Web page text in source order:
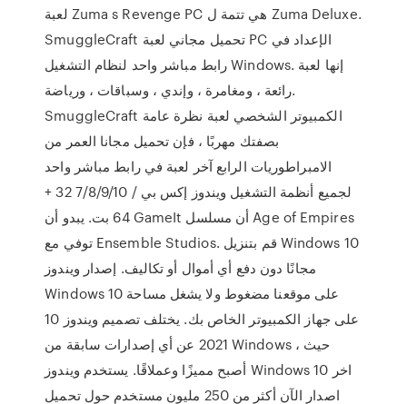
لعبة Zuma s Revenge PC هي تتمة ل Zuma Deluxe.
SmuggleCraft تحميل مجاني لعبة PC الإعداد في
رابط مباشر واحد لنظام التشغيل Windows. إنها لعبة
رائعة ، ومغامرة ، وإندي ، وسباقات ، ورياضة.
SmuggleCraft الكمبيوتر الشخصي لعبة نظرة عامة
بصفتك مهربًا ، فإن تحميل مجانا العمر من
الامبراطوريات الرابع آخر لعبة في رابط مباشر واحد
لجميع أنظمة التشغيل ويندوز إكس بي / 7/8/9/10 32 +
64 بت. يبدو أن GameIt أن مسلسل Age of Empires
توفي مع Ensemble Studios. قم بتنزيل Windows 10
مجانًا دون دفع أي أموال أو تكاليف. إصدار ويندوز
Windows 10 على موقعنا مضغوط ولا يشغل مساحة
على جهاز الكمبيوتر الخاص بك. يختلف تصميم ويندوز 10
2021 عن أي إصدارات سابقة من Windows ، حيث
أصبح مميزًا وعملاقًا. يستخدم ويندوز Windows 10 اخر
اصدار الآن أكثر من 250 مليون مستخدم حول تحميل